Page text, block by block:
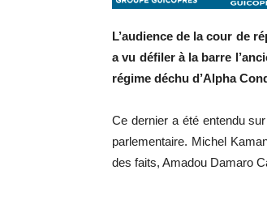
L’audience de la cour de
a vu défiler à la barre
régime déchu d’Alpha
Ce dernier a été entendu
parlementaire. Michel
des faits, Amadou Damaro